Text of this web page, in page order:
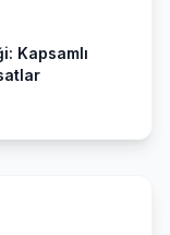
Kapsamlı